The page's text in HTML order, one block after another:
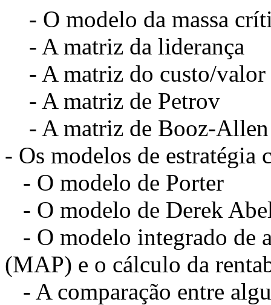
- O modelo da massa
- A matriz da liderança
- A matriz do custo/valor
- A matriz de Petrov
- A matriz de Booz-Allen
- Os modelos de estratégia
- O modelo de Porter
- O modelo de Derek
- O modelo integrado de
(MAP) e o cálculo da
- A comparação entre